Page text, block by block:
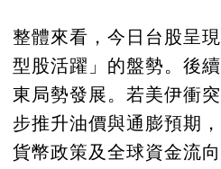
整體來看，今日台股呈
型股活躍」的盤勢。後
東局勢發展。若美伊衝
步推升油價與通膨預期
貨幣政策及全球資金流